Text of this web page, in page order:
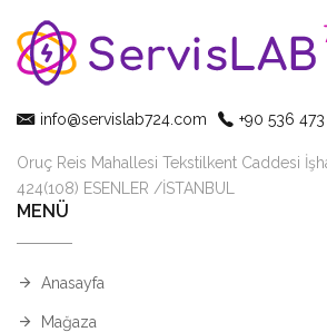
info@servislab724.com +90 536
Oruç Reis Mahallesi Tekstilkent Caddesi
424(108) ESENLER /İSTANBUL
MENÜ
Anasayfa
Mağaza